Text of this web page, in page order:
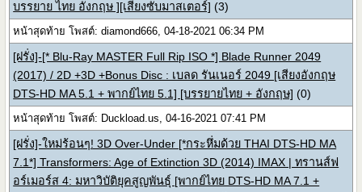
บรรยาย ไทย อังกฤษ ][เสียงซับมาสเตอร์] (3)
หน้าสุดท้าย โพสต์: diamond666, 04-18-2021 06:34 PM
[ฝรั่ง]-[* Blu-Ray MASTER Full Rip ISO *] Blade Runner 2049
(2017) / 2D +3D +Bonus Disc : เบลด รันเนอร์ 2049 [เสียงอังกฤษ
DTS-HD MA 5.1 + พากย์ไทย 5.1] [บรรยายไทย + อังกฤษ] (0)
หน้าสุดท้าย โพสต์: Duckload.us, 04-16-2021 07:41 PM
[ฝรั่ง]-ใหม่ร้อนๆ! 3D Over-Under [*กระหึ่มด้วย THAI DTS-HD MA
7.1*] Transformers: Age of Extinction 3D (2014) IMAX | ทรานส์ฟ
อร์เมอร์ส 4: มหาวิบัติยุคสูญพันธุ์ [พากย์ไทย DTS-HD MA 7.1 +